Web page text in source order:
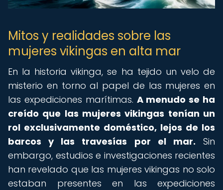
Mitos y realidades sobre las
mujeres vikingas en alta mar
En la historia vikinga, se ha tejido un velo de
misterio en torno al papel de las mujeres en
las expediciones marítimas. A menudo se ha
creído que las mujeres vikingas tenían un
rol exclusivamente doméstico, lejos de los
barcos y las travesías por el mar. Sin
embargo, estudios e investigaciones recientes
han revelado que las mujeres vikingas no solo
estaban presentes en las expediciones